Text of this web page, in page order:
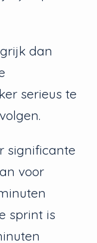
dan
serieus te
significante
voor
sprint is